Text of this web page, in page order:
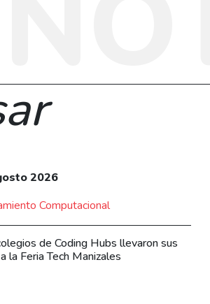
2026
Computacional
de Coding Hubs llevaron sus
la Feria Tech Manizales